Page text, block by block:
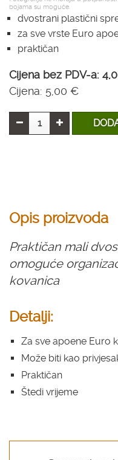
bojama su moguće.
dvostrani plastični
za sve vrste Euro
praktičan
Cijena bez PDV-a:
Cijena: 5,00 €
Opis proizvoda
Praktičan mali
omoguće
kovanica
Detalji:
Za sve apoene Euro
Može biti kao
Praktičan
Štedi vrijeme